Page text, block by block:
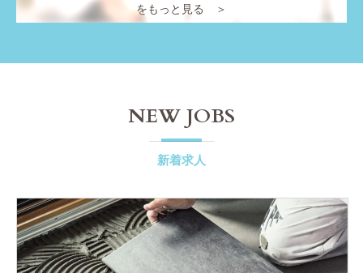
をもっと見る ＞
新着求人
NEW JOBS